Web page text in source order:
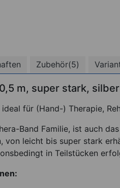
Zubehör(5)
m, super stark, silber
ideal für (Hand-) Therapie,
Band Familie, ist auch
von leicht bis super stark
in Teilstücken